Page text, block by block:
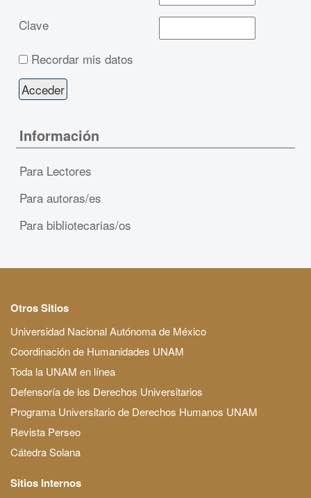
Clave
Recordar mis datos
Información
Para Lectores
Para autoras/es
Para bibliotecarias/os
Otros Sitios
Universidad Nacional Autónoma de México
Coordinación de Humanidades UNAM
Toda la UNAM en línea
Defensoría de los Derechos Universitarios
Programa Universitario de Derechos Humanos UNAM
Revista Perseo
Cátedra Solana
Sitios Internos